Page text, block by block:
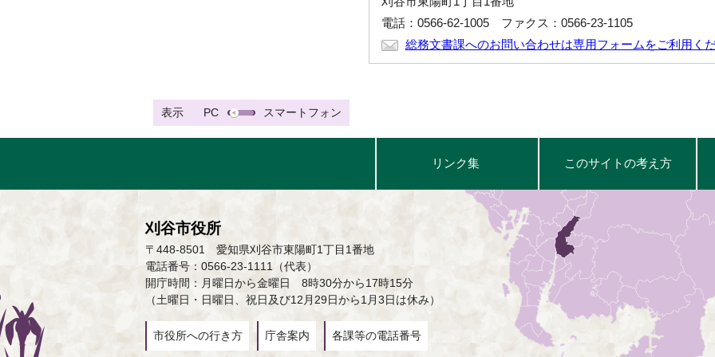
電話：0566-62-1005 ファクス：0566-23-1105
総務文書課へのお問い合わせは専用フォームをご利用く
表示 PC スマートフォン
リンク集 このサイトの考え方
刈谷市役所
〒448-8501 愛知県刈谷市東陽町1丁目1番地
電話番号：0566-23-1111（代表）
開庁時間：月曜日から金曜日 8時30分から17時15分
（土曜日・日曜日、祝日及び12月29日から1月3日は休み）
市役所への行き方 庁舎案内 各課等の電話番号